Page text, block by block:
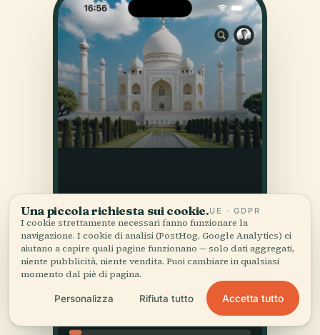
Una piccola richiesta sui cookie.UE · GDPR
I cookie strettamente necessari fanno funzionare la
navigazione. I cookie di analisi (PostHog, Google Analytics) ci
aiutano a capire quali pagine funzionano — solo dati aggregati,
niente pubblicità, niente vendita. Puoi cambiare in qualsiasi
momento dal piè di pagina.
Personalizza Rifiuta tutto Accetta tutto